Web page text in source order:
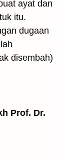
ayat dan
itu.
dugaan
disembah)
Prof. Dr.